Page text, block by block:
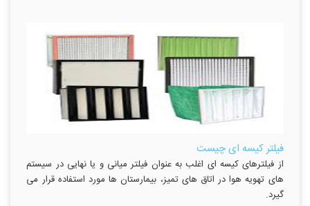
فیلتر کیسه ای چیست
از فیلترهای کیسه ای اغلب به عنوان فیلتر میانی و یا نهایی در سیستم
های تهویه هوا در اتاق های تمیز، بیمارستان ها مورد استفاده قرار می
گیرد.